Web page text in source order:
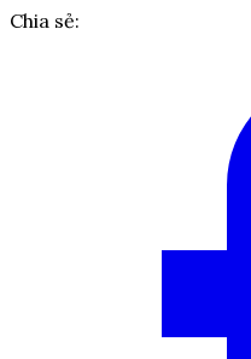
Chia sẻ: